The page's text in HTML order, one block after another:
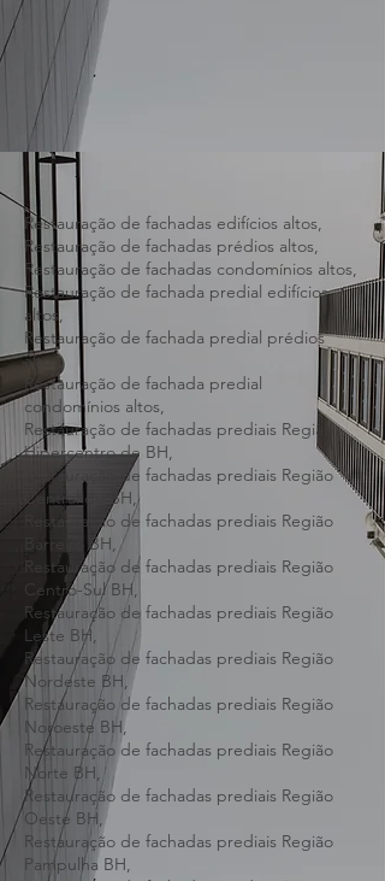
Restauração de fachadas edifícios altos,
Restauração de fachadas prédios altos,
Restauração de fachadas condomínios altos,
Restauração de fachada predial edifícios
altos,
Restauração de fachada predial prédios
altos,
Restauração de fachada predial
condomínios altos,
Restauração de fachadas prediais Região
Hipercentro de BH,
Restauração de fachadas prediais Região
Central de BH,
Restauração de fachadas prediais Região
Barreiro BH,
Restauração de fachadas prediais Região
Centro-Sul BH,
Restauração de fachadas prediais Região
Leste BH,
Restauração de fachadas prediais Região
Nordeste BH,
Restauração de fachadas prediais Região
Noroeste BH,
Restauração de fachadas prediais Região
Norte BH,
Restauração de fachadas prediais Região
Oeste BH,